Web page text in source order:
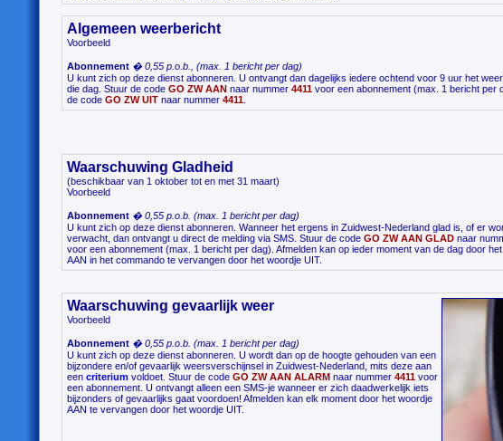
Algemeen weerbericht
Voorbeeld
Abonnement � 0,55 p.o.b., (max. 1 bericht per dag)
U kunt zich op deze dienst abonneren. U ontvangt dan dagelijks iedere ochtend voor 9 uur het
die dag. Stuur de code GO ZW AANnaar nummer 4411voor een abonnement (max. 1 bericht per
de code GO ZW UITnaar nummer 4411.
Waarschuwing Gladheid
(beschikbaar van 1 oktober tot en met 31 maart)
Voorbeeld
Abonnement � 0,55 p.o.b. (max. 1 bericht per dag)
U kunt zich op deze dienst abonneren. Wanneer het ergens in Zuidwest-Nederland glad is, of er
verwacht, dan ontvangt u direct de melding via SMS. Stuur de code GO ZW AAN GLADnaar
voor een abonnement (max. 1 bericht per dag). Afmelden kan op ieder moment van de dag door
AAN in het commando te vervangen door het woordje UIT.
Waarschuwing gevaarlijk weer
Voorbeeld
Abonnement � 0,55 p.o.b. (max. 1 bericht per dag)
U kunt zich op deze dienst abonneren. U wordt dan op de hoogte gehouden van een
bijzondere en/of gevaarlijk weersverschijnsel in Zuidwest-Nederland, mits deze aan
een criteriumvoldoet. Stuur de code GO ZW AAN ALARMnaar nummer 4411voor
een abonnement. U ontvangt alleen een SMS-je wanneer er zich daadwerkelijk iets
bijzonders of gevaarlijks gaat voordoen! Afmelden kan elk moment door het woordje
AAN te vervangen door het woordje UIT.